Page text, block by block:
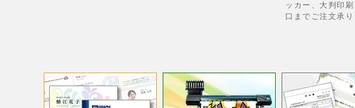
ッカー、大判印
口までご注文承り